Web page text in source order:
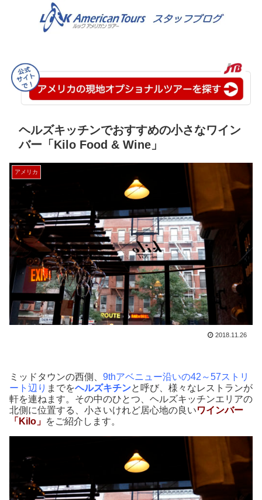
ヘルズキッチンでおすすめの小さなワイン
バー「Kilo Food & Wine」
アメリカ
2018.11.26
ミッドタウンの西側、 9thアベニュー沿いの42～57ストリ
ート辺り までをヘルズキチンと呼び、様々なレストランが
軒を連ねます。その中のひとつ、ヘルズキッチンエリアの
北側に位置する、小さいけれど居心地の良いワインバー
「Kilo」 をご紹介します。